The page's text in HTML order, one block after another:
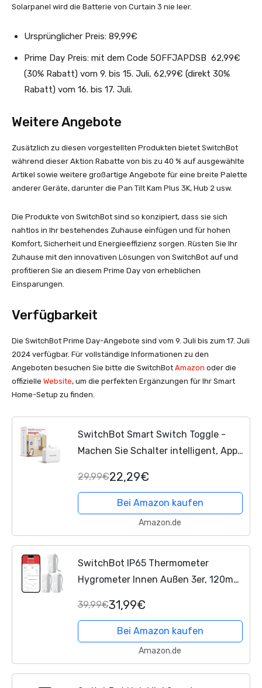
Solarpanel wird die Batterie von Curtain 3 nie leer.
Ursprünglicher Preis: 89,99€
Prime Day Preis: mit dem Code 5OFFJAPDSB 62,99€
(30% Rabatt) vom 9. bis 15. Juli, 62,99€ (direkt 30%
Rabatt) vom 16. bis 17. Juli.
Weitere Angebote
Zusätzlich zu diesen vorgestellten Produkten bietet SwitchBot
während dieser Aktion Rabatte von bis zu 40 % auf ausgewählte
Artikel sowie weitere großartige Angebote für eine breite Palette
anderer Geräte, darunter die Pan Tilt Kam Plus 3K, Hub 2 usw.
Die Produkte von SwitchBot sind so konzipiert, dass sie sich
nahtlos in Ihr bestehendes Zuhause einfügen und für hohen
Komfort, Sicherheit und Energieeffizienz sorgen. Rüsten Sie Ihr
Zuhause mit den innovativen Lösungen von SwitchBot auf und
profitieren Sie an diesem Prime Day von erheblichen
Einsparungen.
Verfügbarkeit
Die SwitchBot Prime Day-Angebote sind vom 9. Juli bis zum 17. Juli
2024 verfügbar. Für vollständige Informationen zu den
Angeboten besuchen Sie bitte die SwitchBot Amazon oder die
offizielle Website, um die perfekten Ergänzungen für Ihr Smart
Home-Setup zu finden.
SwitchBot Smart Switch Toggle -
Machen Sie Schalter intelligent, App-
Mini hinzu, um es mit Alexa, Google
Home und IFTTT...
29,99€22,29€
Bei Amazon kaufen
Amazon.de
SwitchBot IP65 Thermometer
Hygrometer Innen Außen 3er, 120m
Taupunkt/VPD/Absolute
Feuchtigkeitssensor,
Temperatursensor, Kostenloser...
39,99€31,99€
Bei Amazon kaufen
Amazon.de